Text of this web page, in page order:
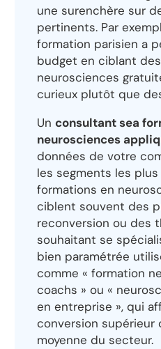
une surenchère sur
pertinents. Par
formation parisien a
budget en ciblant
neurosciences
curieux plutôt que
Un consultant sea
neurosciences
données de votre
les segments les
formations en
ciblent souvent des
reconversion ou des
souhaitant se
bien paramétrée
comme « formation
coachs » ou «
en entreprise », qui
conversion supérieur
moyenne du secteur.